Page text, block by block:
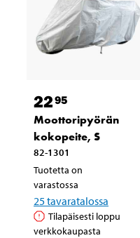
2295
Moottoripyörän
kokopeite, S
82-1301
Tuotetta on
varastossa
25tavaratalossa
Tilapäisesti loppu
verkkokaupasta